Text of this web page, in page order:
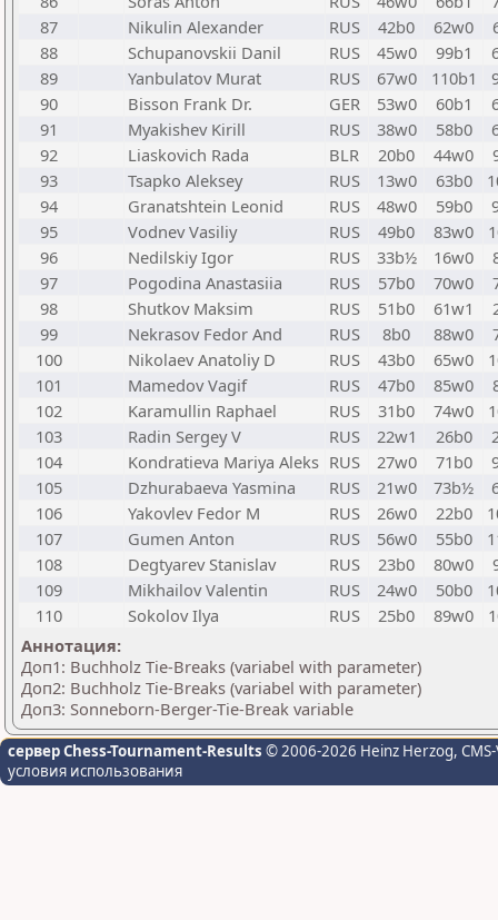
87
Nikulin Alexander RUS 42b0 62w0
88
Schupanovskii Danil RUS 45w0 99b1
89
Yanbulatov Murat RUS 67w0 110b1
90
Bisson Frank Dr. GER 53w0 60b1
91
Myakishev Kirill RUS 38w0 58b0
92
Liaskovich Rada BLR 20b0 44w0
93
Tsapko Aleksey RUS 13w0 63b0
94
Granatshtein Leonid RUS 48w0 59b0
95
Vodnev Vasiliy RUS 49b0 83w0
96
Nedilskiy Igor RUS 33b½ 16w0
97
Pogodina Anastasiia RUS 57b0 70w0
98
Shutkov Maksim RUS 51b0 61w1
99
Nekrasov Fedor And RUS 8b0 88w0
100
Nikolaev Anatoliy D RUS 43b0 65w0
101
Mamedov Vagif RUS 47b0 85w0
102
Karamullin Raphael RUS 31b0 74w0
103
Radin Sergey V RUS 22w1 26b0
104
Kondratieva Mariya Aleks RUS 27w0 71b0
105
Dzhurabaeva Yasmina RUS 21w0 73b½
106
Yakovlev Fedor M RUS 26w0 22b0
107
Gumen Anton RUS 56w0 55b0
108
Degtyarev Stanislav RUS 23b0 80w0
109
Mikhailov Valentin RUS 24w0 50b0
110
Sokolov Ilya RUS 25b0 89w0
Аннотация:
Доп1: Buchholz Tie-Breaks (variabel with parameter)
Доп2: Buchholz Tie-Breaks (variabel with parameter)
Доп3: Sonneborn-Berger-Tie-Break variable
сервер Chess-Tournament-Results © 2006-2026 Heinz Herzog,
условия использования